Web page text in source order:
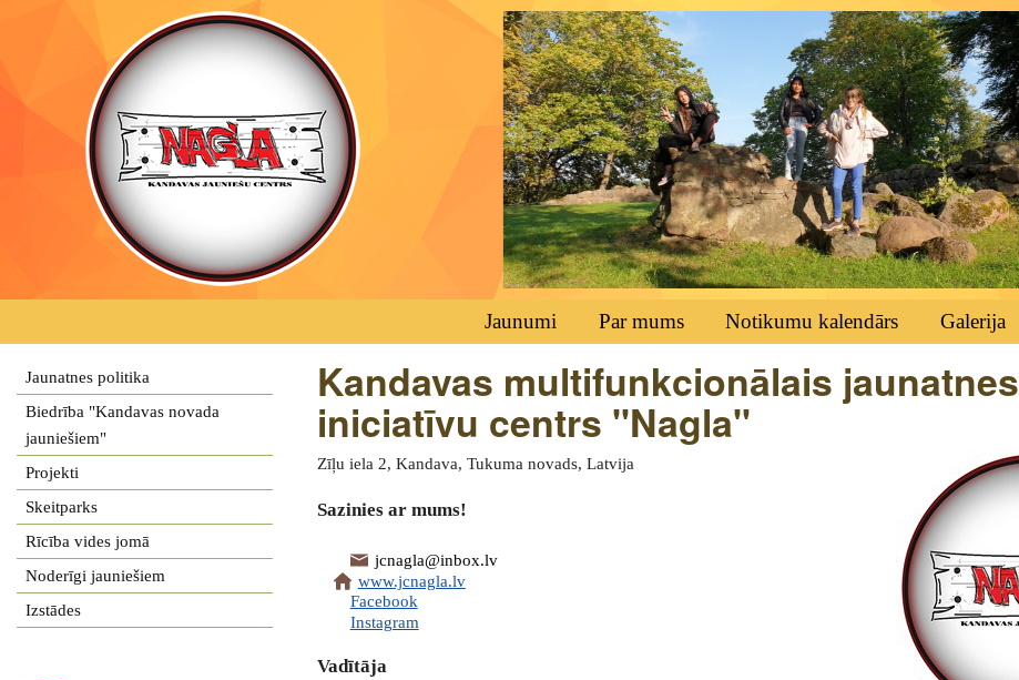
Jaunumi Par mums Notikumu kalendārs Galerija
Jaunatnes politika
Biedrība "Kandavas novada
jauniešiem"
Projekti
Skeitparks
Rīcība vides jomā
Noderīgi jauniešiem
Izstādes
Kandavas multifunkcionālais jaunatnes
iniciatīvu centrs "Nagla"
Zīļu iela 2, Kandava, Tukuma novads, Latvija
Sazinies ar mums!
jcnagla@inbox.lv
www.jcnagla.lv
Facebook
Instagram
Vadītāja